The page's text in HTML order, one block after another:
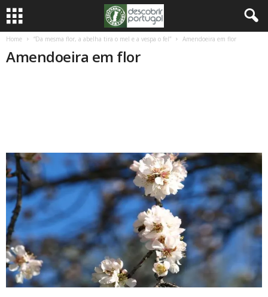
Home “Da mesma flor, a abelha tira o mel e a vespa o fel” Amendoeira em flor
Amendoeira em flor